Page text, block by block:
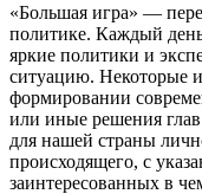
«Большая игра» —
политике. Каждый
яркие политики и
ситуацию. Некоторые
формировании
или иные решения глав
для нашей страны
происходящего, с
заинтересованных в